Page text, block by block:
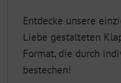
Entdecke unsere
Liebe gestalteten
Format, die durch
bestechen!